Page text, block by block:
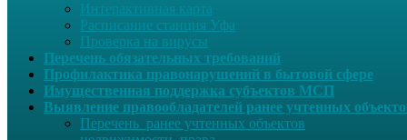
Интерактивная карта
Расписание станция Уфа
Проверка на вирусы
Перечень обязательных требований
Профилактика правонарушений в бытовой сфере
Имущественная поддержка субъектов МСП
Выявление правообладателей ранее учтенных
Перечень ранее учтенных объектов